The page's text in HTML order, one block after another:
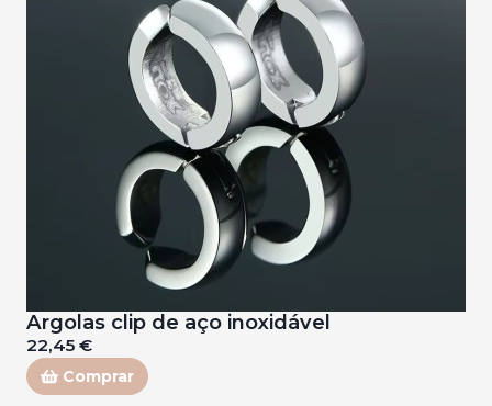
Argolas clip de aço inoxidável
22,45 €
Comprar